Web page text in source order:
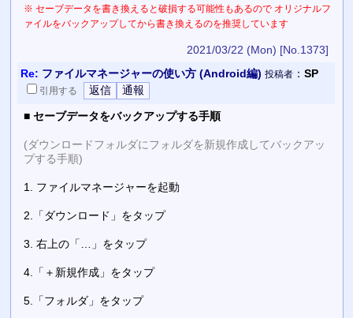
※ セーブデータを書き換えると破損する可能性もあるので オリジナルフ
ァイルをバックアップしてから書き換えるのを推奨しています
2021/03/22 (Mon) [No.1373]
Re: ファイルマネージャーの使い方 (Android編) 投稿者： SP
引用する
■ セーブデータをバックアップする手順
(ダウンロードフォルダにフォルダを新規作成してバックアッ
プする手順)
1. ファイルマネージャーを起動
2.「ダウンロード」をタップ
3. 右上の「…」をタップ
4.「＋新規作成」をタップ
5.「フォルダ」をタップ